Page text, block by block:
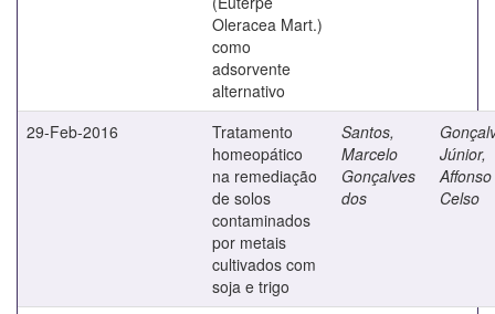
Oleracea Mart.)
como
adsorvente
alternativo
29-Feb-2016
Tratamento
homeopático
na remediação
de solos
contaminados
por metais
cultivados com
soja e trigo
Santos,
Marcelo
Gonçalves
dos
Júnior,
Affonso
Celso